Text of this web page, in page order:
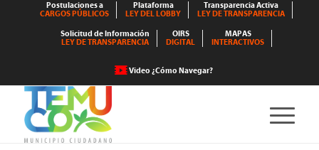
Postulaciones a
CARGOS PÚBLICOS
Plataforma
LEY DEL LOBBY
Transparencia Activa
LEY DE TRANSPARENCIA
Solicitud de Información
LEY DE TRANSPARENCIA
OIRS
DIGITAL
MAPAS
INTERACTIVOS
Video ¿Cómo Navegar?